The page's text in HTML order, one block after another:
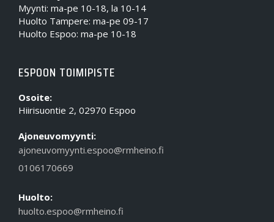
Myynti: ma-pe 10-18, la 10-14
Huolto Tampere: ma-pe 09-17
Huolto Espoo: ma-pe 10-18
ESPOON TOIMIPISTE
Osoite:
Hiirisuontie 2, 02970 Espoo
Ajoneuvomyynti:
ajoneuvomyynti.espoo@rmheino.fi
0106170669
Huolto:
huolto.espoo@rmheino.fi